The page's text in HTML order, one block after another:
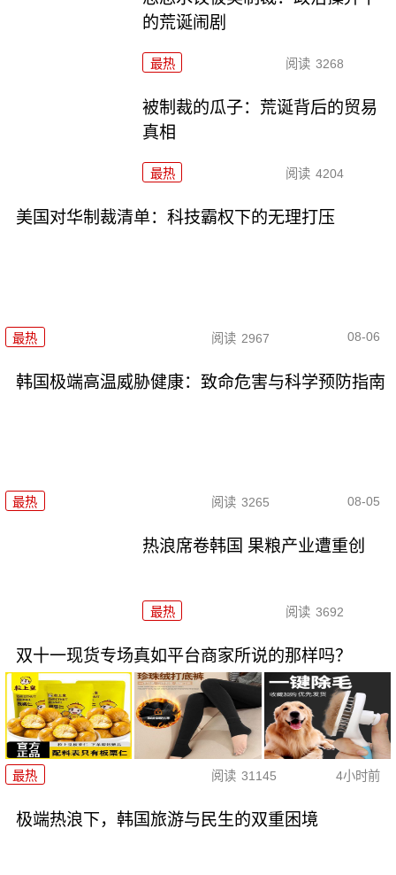
的荒诞闹剧
最热 阅读 3268
被制裁的瓜子：荒诞背后的贸易
真相
最热 阅读 4204
美国对华制裁清单：科技霸权下的无理打压
最热 阅读 2967 08-06
韩国极端高温威胁健康：致命危害与科学预防指南
最热 阅读 3265 08-05
热浪席卷韩国 果粮产业遭重创
最热 阅读 3692
双十一现货专场真如平台商家所说的那样吗？
最热 阅读 31145 4小时前
极端热浪下，韩国旅游与民生的双重困境